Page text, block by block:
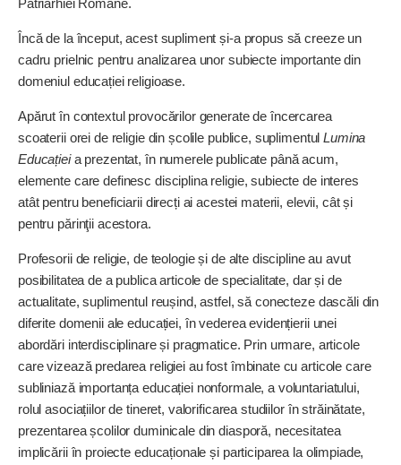
Patriarhiei Române.
Încă de la început, acest supliment și-a propus să creeze un
cadru prielnic pentru analizarea unor subiecte importante din
domeniul educației religioase.
Apărut în contextul provocărilor generate de încercarea
scoaterii orei de religie din școlile publice, suplimentulLumina
Educațieia prezentat, în numerele publicate până acum,
elemente care definesc disciplina religie, subiecte de interes
atât pentru beneficiarii direcți ai acestei materii, elevii, cât și
pentru părinţii acestora.
Profesorii de religie, de teologie și de alte discipline au avut
posibilitatea de a publica articole de specialitate, dar și de
actualitate, suplimentul reușind, astfel, să conecteze dascăli din
diferite domenii ale educației, în vederea evidențierii unei
abordări interdisciplinare și pragmatice. Prin urmare, articole
care vizează predarea religiei au fost îmbinate cu articole care
subliniază importanța educației nonformale, a voluntariatului,
rolul asociațiilor de tineret, valorificarea studiilor în străinătate,
prezentarea școlilor duminicale din diasporă, necesitatea
implicării în proiecte educaționale și participarea la olimpiade,